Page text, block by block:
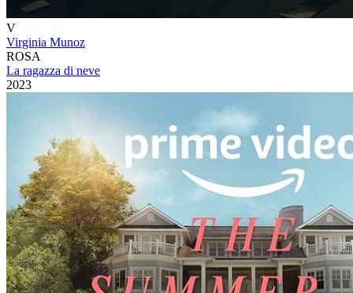
V
Virginia Munoz
ROSA
La ragazza di neve
2023